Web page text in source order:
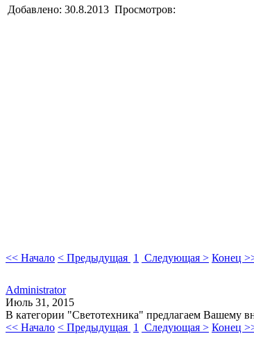
Добавлено: 30.8.2013 Просмотров:
<< Начало < Предыдущая 1 Следующая > Конец
Administrator
Июль 31, 2015
В категории "Светотехника" предлагаем Вашему
<< Начало < Предыдущая 1 Следующая > Конец